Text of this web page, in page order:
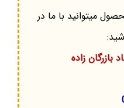
میتوانید با ما در
زاده